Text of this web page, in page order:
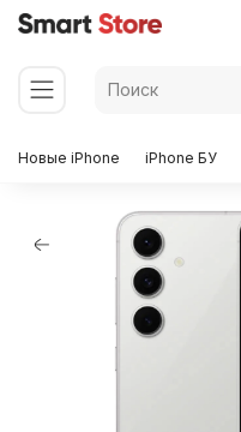
Новые iPhone iPhone БУ